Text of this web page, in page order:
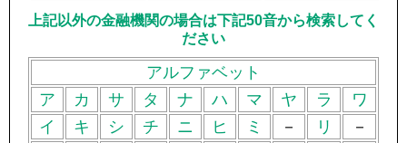
上記以外の金融機関の場合は下記50音から検索してく
ださい
アルファベット
ア
カ サ タ ナ ハ マ ヤ ラ
ワ
イ
キ シ チ ニ ヒ ミ － リ
－